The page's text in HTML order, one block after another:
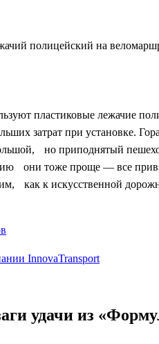
полицейский на
пластиковые лежачие
затрат при установке.
но приподнятый
они тоже проще — все
как к искусственной
InnovaTransport
удачи из